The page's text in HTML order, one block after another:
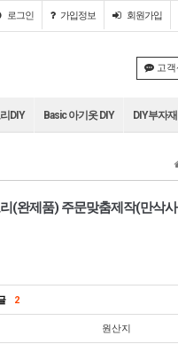
로그인 가입정보 회원가입
고
DIY Basic 아기옷 DIY DIY부자재
(완제품) 주문맞춤제작(만삭
2
원산지